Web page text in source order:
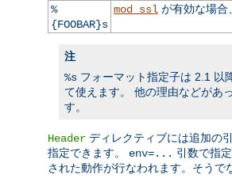
%
{FOOBAR}s
mod_ssl が有効な場合
注
%s フォーマット指定子は 2.1 以
て使えます。 他の理由などがあ
す。
Header ディレクティブには追加の
指定できます。 env=... 引数で指
された動作が行なわれます。そうで